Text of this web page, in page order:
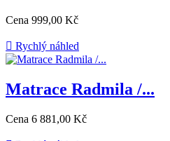
Cena 999,00 Kč
 Rychlý náhled
Matrace Radmila /...
Cena 6 881,00 Kč